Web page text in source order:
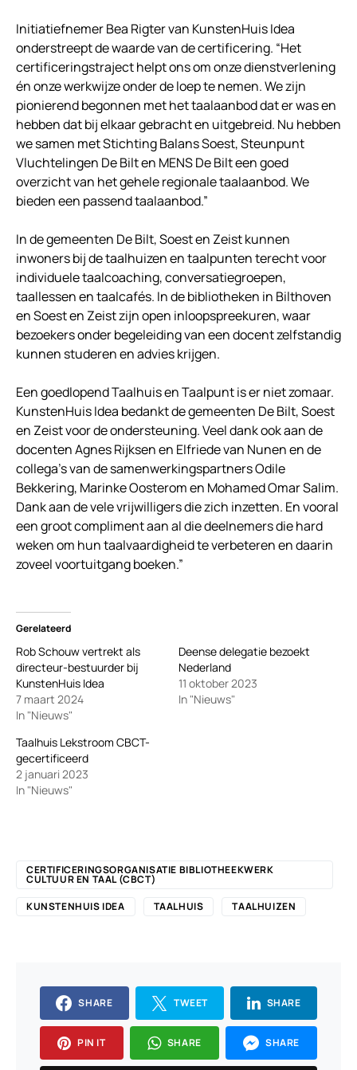
Initiatiefnemer Bea Rigter van KunstenHuis Idea
onderstreept de waarde van de certificering. “Het
certificeringstraject helpt ons om onze dienstverlening
én onze werkwijze onder de loep te nemen. We zijn
pionierend begonnen met het taalaanbod dat er was en
hebben dat bij elkaar gebracht en uitgebreid. Nu hebben
we samen met Stichting Balans Soest, Steunpunt
Vluchtelingen De Bilt en MENS De Bilt een goed
overzicht van het gehele regionale taalaanbod. We
bieden een passend taalaanbod.”
In de gemeenten De Bilt, Soest en Zeist kunnen
inwoners bij de taalhuizen en taalpunten terecht voor
individuele taalcoaching, conversatiegroepen,
taallessen en taalcafés. In de bibliotheken in Bilthoven
en Soest en Zeist zijn open inloopspreekuren, waar
bezoekers onder begeleiding van een docent zelfstandig
kunnen studeren en advies krijgen.
Een goedlopend Taalhuis en Taalpunt is er niet zomaar.
KunstenHuis Idea bedankt de gemeenten De Bilt, Soest
en Zeist voor de ondersteuning. Veel dank ook aan de
docenten Agnes Rijksen en Elfriede van Nunen en de
collega’s van de samenwerkingspartners Odile
Bekkering, Marinke Oosterom en Mohamed Omar Salim.
Dank aan de vele vrijwilligers die zich inzetten. En vooral
een groot compliment aan al die deelnemers die hard
weken om hun taalvaardigheid te verbeteren en daarin
zoveel voortuitgang boeken.”
Gerelateerd
Rob Schouw vertrekt als
directeur-bestuurder bij
KunstenHuis Idea
7 maart 2024
In "Nieuws"
Deense delegatie bezoekt
Nederland
11 oktober 2023
In "Nieuws"
Taalhuis Lekstroom CBCT-
gecertificeerd
2 januari 2023
In "Nieuws"
CERTIFICERINGSORGANISATIE BIBLIOTHEEKWERK
CULTUUR EN TAAL (CBCT)
KUNSTENHUIS IDEA
TAALHUIS TAALHUIZEN
SHARE TWEET SHARE
PIN IT SHARE SHARE